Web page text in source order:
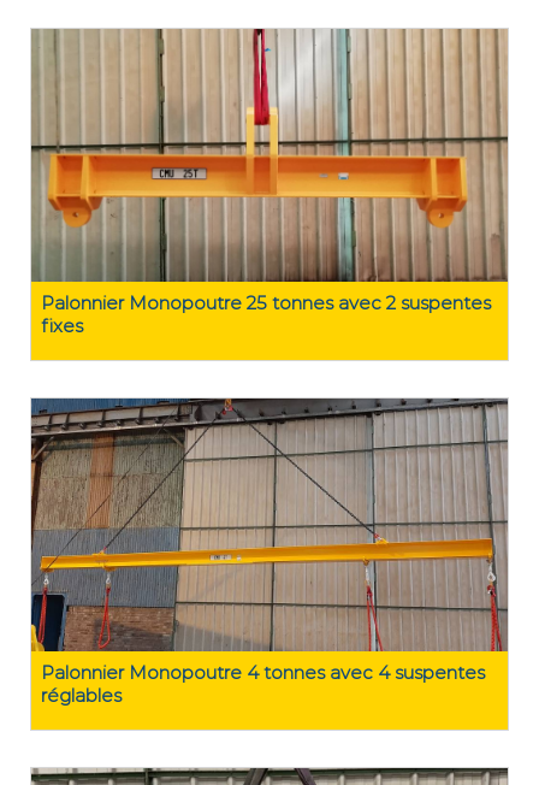
Palonnier Monopoutre 25 tonnes avec 2 suspentes
fixes
Palonnier Monopoutre 4 tonnes avec 4 suspentes
réglables